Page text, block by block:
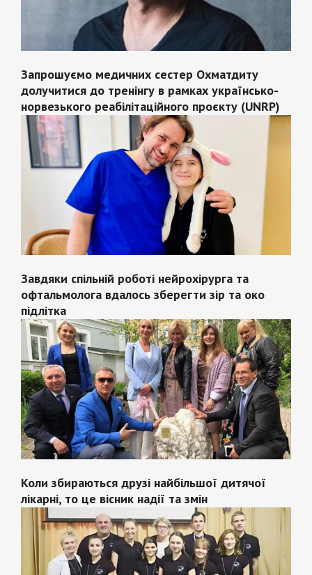
Запрошуємо медичних сестер Охматдиту
долучитися до тренінгу в рамках українсько-
норвезького реабілітаційного проєкту (UNRP)
Завдяки спільній роботі нейрохірурга та
офтальмолога вдалось зберегти зір та око
підлітка
Коли збираються друзі найбільшої дитячої
лікарні, то це вісник надії та змін